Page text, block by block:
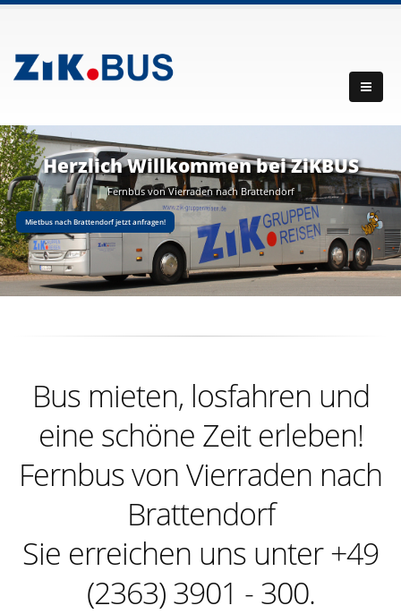
Herzlich Willkommen bei ZiKBUS
Fernbus von Vierraden nach Brattendorf
Mietbus nach Brattendorf jetzt anfragen!
Bus mieten, losfahren und
eine schöne Zeit erleben!
Fernbus von Vierraden nach
Brattendorf
Sie erreichen uns unter +49
(2363) 3901 - 300.